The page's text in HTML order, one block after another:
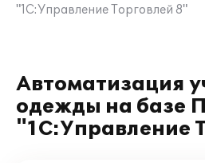
"1С:Управление Торговлей 8"
Автоматизация
одежды на базе
"1С:Управление